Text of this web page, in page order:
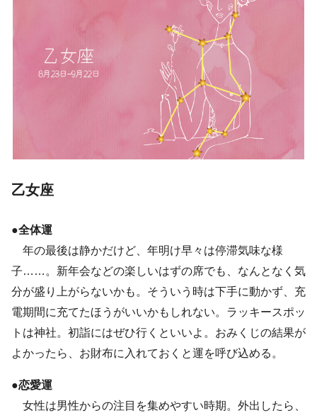
乙女座
●全体運
年の最後は静かだけど、年明け早々は停滞気味な様
子……。新年会などの楽しいはずの席でも、なんとなく気
分が盛り上がらないかも。そういう時は下手に動かず、充
電期間に充てたほうがいいかもしれない。ラッキースポッ
トは神社。初詣にはぜひ行くといいよ。おみくじの結果が
よかったら、お財布に入れておくと運を呼び込める。
●恋愛運
女性は男性からの注目を集めやすい時期。外出したら、